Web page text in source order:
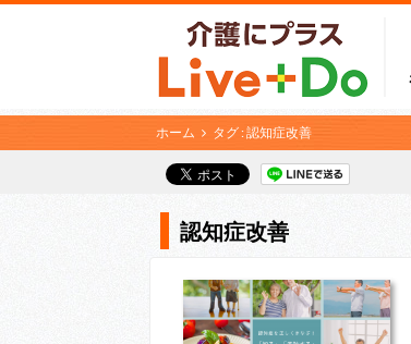
ホーム タグ : 認知症改善
認知症改善